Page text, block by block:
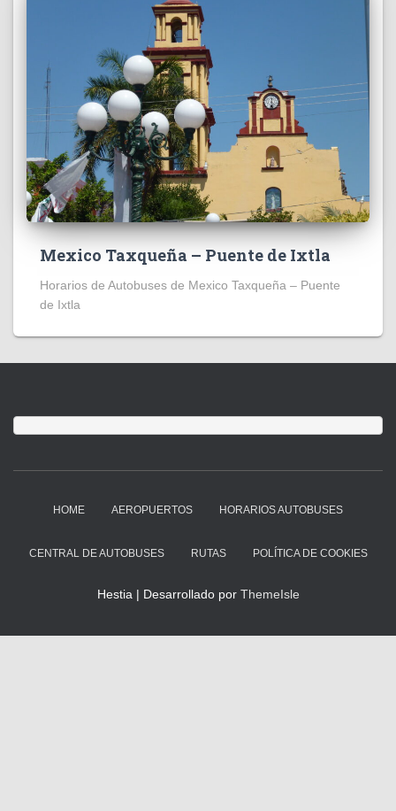
Mexico Taxqueña – Puente de Ixtla
Horarios de Autobuses de Mexico Taxqueña – Puente
de Ixtla
HOME AEROPUERTOS HORARIOS AUTOBUSES
CENTRAL DE AUTOBUSES RUTAS POLÍTICA DE COOKIES
Hestia | Desarrollado por ThemeIsle